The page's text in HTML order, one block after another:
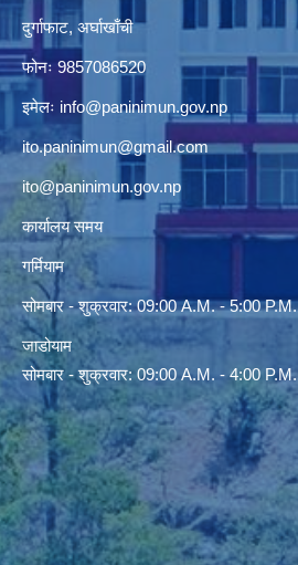
दुर्गाफाट, अर्घाखाँची
फोनः 9857086520
इमेलः info@paninimun.gov.np
ito.paninimun@gmail.com
ito@paninimun.gov.np
कार्यालय समय
गर्मियाम
सोमबार - शुक्रवार: 09:00 A.M. - 5:00 P.M.
जाडोयाम
सोमबार - शुक्रवार: 09:00 A.M. - 4:00 P.M.